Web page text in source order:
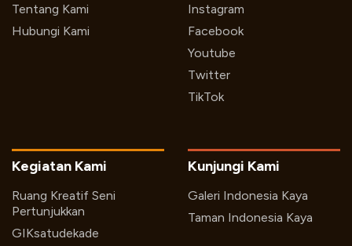
Tentang Kami
Hubungi Kami
Instagram
Facebook
Youtube
Twitter
TikTok
Kegiatan Kami
Ruang Kreatif Seni
Pertunjukkan
GIKsatudekade
Kunjungi Kami
Galeri Indonesia Kaya
Taman Indonesia Kaya